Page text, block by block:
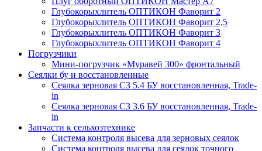
Глубокорыхлитель ОПТИКОН Фаворит 2
Глубокорыхлитель ОПТИКОН Фаворит 2,5
Глубокорыхлитель ОПТИКОН Фаворит 3
Глубокорыхлитель ОПТИКОН Фаворит 4
Погрузчики
Мини-погрузчик «Муравей 300» фронтальный
Сеялки бу и восстановленные
Сеялка зерновая СЗ 5.4 БУ восстановленная, Trade-
in
Сеялка зерновая СЗ 3.6 БУ восстановленная, Trade-
in
Запчасти к сельхозтехнике
Система контроля высева для зерновых сеялок
Система контроля высева для сеялок точного